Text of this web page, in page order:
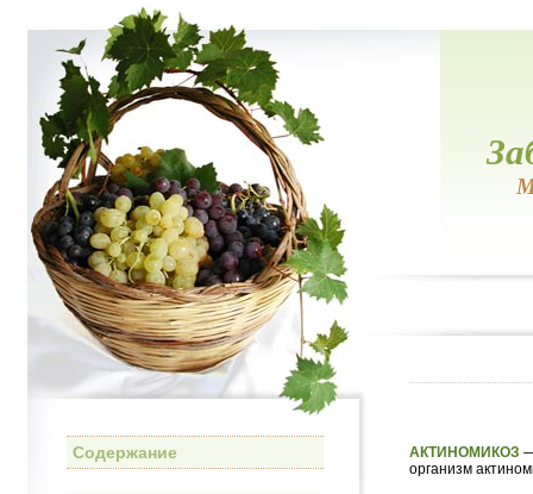
Содержание АКТИНОМИКОЗ
организм